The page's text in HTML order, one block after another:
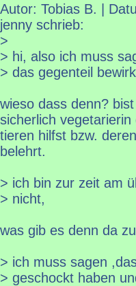
Autor: Tobias B. |
jenny schrieb:
>
> hi, also ich muss
> das gegenteil
wieso dass denn?
sicherlich
tieren hilfst bzw.
belehrt.
> ich bin zur zeit am
> nicht,
was gib es denn da
> ich muss sagen
> geschockt haben